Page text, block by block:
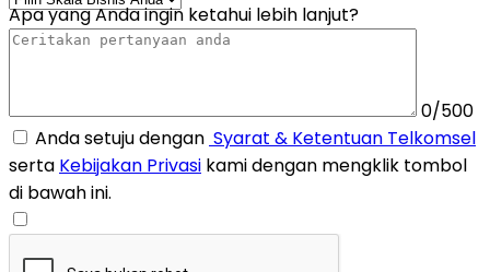
Apa yang Anda ingin ketahui lebih lanjut?
0/500
Anda setuju dengan Syarat & Ketentuan Telkomsel
serta Kebijakan Privasi kami dengan mengklik tombol
di bawah ini.